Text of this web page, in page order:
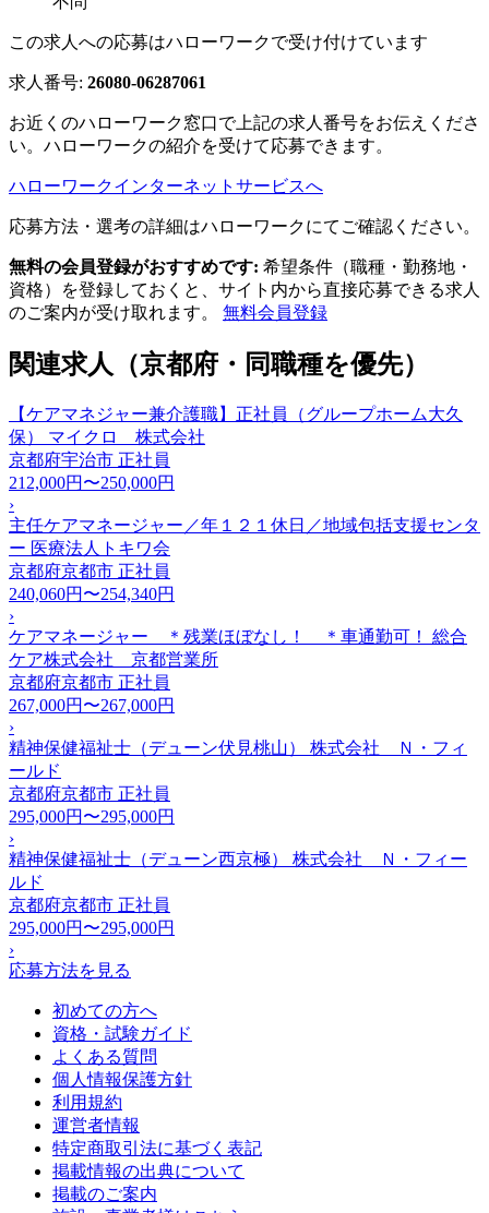
この求人への応募はハローワークで受け付けています
求人番号: 26080-06287061
お近くのハローワーク窓口で上記の求人番号をお伝えくださ
い。ハローワークの紹介を受けて応募できます。
ハローワークインターネットサービスへ
応募方法・選考の詳細はハローワークにてご確認ください。
無料の会員登録がおすすめです: 希望条件（職種・勤務地・
資格）を登録しておくと、サイト内から直接応募できる求人
のご案内が受け取れます。 無料会員登録
関連求人（京都府・同職種を優先）
【ケアマネジャー兼介護職】正社員（グループホーム大久
保） マイクロ 株式会社
京都府宇治市 正社員
212,000円〜250,000円
›
主任ケアマネージャー／年１２１休日／地域包括支援センタ
ー 医療法人トキワ会
京都府京都市 正社員
240,060円〜254,340円
›
ケアマネージャー ＊残業ほぼなし！ ＊車通勤可！ 総合
ケア株式会社 京都営業所
京都府京都市 正社員
267,000円〜267,000円
›
精神保健福祉士（デューン伏見桃山） 株式会社 Ｎ・フィ
ールド
京都府京都市 正社員
295,000円〜295,000円
›
精神保健福祉士（デューン西京極） 株式会社 Ｎ・フィー
ルド
京都府京都市 正社員
295,000円〜295,000円
›
応募方法を見る
初めての方へ
資格・試験ガイド
よくある質問
個人情報保護方針
利用規約
運営者情報
特定商取引法に基づく表記
掲載情報の出典について
掲載のご案内